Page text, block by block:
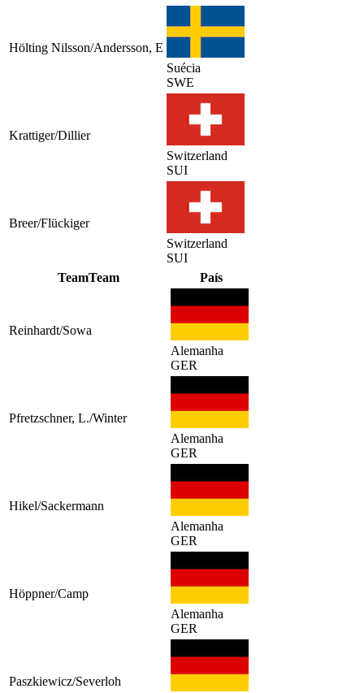
Hölting Nilsson/Andersson, E
Suécia
SWE
Krattiger/Dillier
Switzerland
SUI
Breer/Flückiger
Switzerland
SUI
TeamTeam País
Reinhardt/Sowa
Alemanha
GER
Pfretzschner, L./Winter
Alemanha
GER
Hikel/Sackermann
Alemanha
GER
Höppner/Camp
Alemanha
GER
Paszkiewicz/Severloh